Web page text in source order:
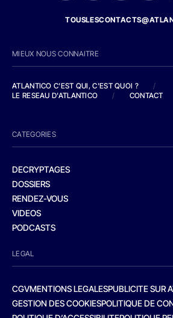
MIEUX NOUS CONNAITRE
ATLANTICO C'EST QUI, C'EST QUOI ?
/
LE RESEAU D'ATLANTICO
/ CONTACT
CATEGORIES
DECRYPTAGES
DOSSIERS
RENDEZ-VOUS
VIDEOS
PODCASTS
LEGAL
CGVMENTIONS LEGALESPUBLICITE SUR
GESTION DES COOKIESPOLITIQUE DE